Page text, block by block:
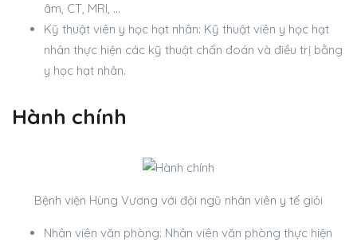
âm, CT, MRI, …
Kỹ thuật viên y học hạt nhân: Kỹ thuật viên y học hạt
nhân thực hiện các kỹ thuật chẩn đoán và điều trị bằng
y học hạt nhân.
Hành chính
Bệnh viện Hùng Vương với đội ngũ nhân viên y tế giỏi
Nhân viên văn phòng: Nhân viên văn phòng thực hiện